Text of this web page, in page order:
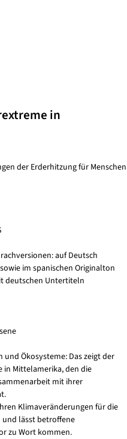
in
der Erderhitzung für Menschen
auf Deutsch
im spanischen Originalton
deutschen Untertiteln
und Ökosysteme: Das zeigt der
in Mittelamerika, den die
mit ihrer
Klimaveränderungen für die
und lässt betroffene
zu Wort kommen.